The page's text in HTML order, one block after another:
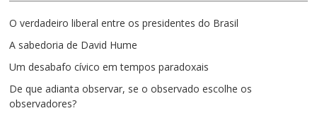
O verdadeiro liberal entre os presidentes do Brasil
A sabedoria de David Hume
Um desabafo cívico em tempos paradoxais
De que adianta observar, se o observado escolhe os
observadores?